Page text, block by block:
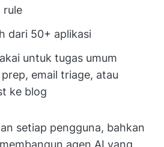
rule
dari 50+ aplikasi
untuk tugas umum
email triage, atau
ke blog
setiap pengguna, bahkan
agen AI yang